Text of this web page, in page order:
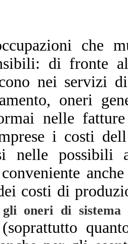
che
di fronte
nei servizi
oneri
nelle
i costi
nelle possibili
costi di
gli oneri di sistema
(soprattutto